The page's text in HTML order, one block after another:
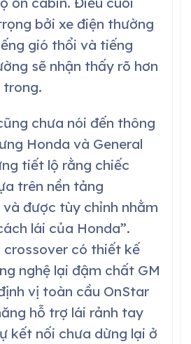
bởi xe điện thường
gió thổi và tiếng
sẽ nhận thấy rõ hơn
trong.
chưa nói đến thông
Honda và General
tiết lộ rằng chiếc
trên nền tảng
được tùy chỉnh nhằm
lái của Honda”.
crossover có thiết kế
nghệ lại đậm chất GM
vị toàn cầu OnStar
hỗ trợ lái rảnh tay
kết nối chưa dừng lại ở